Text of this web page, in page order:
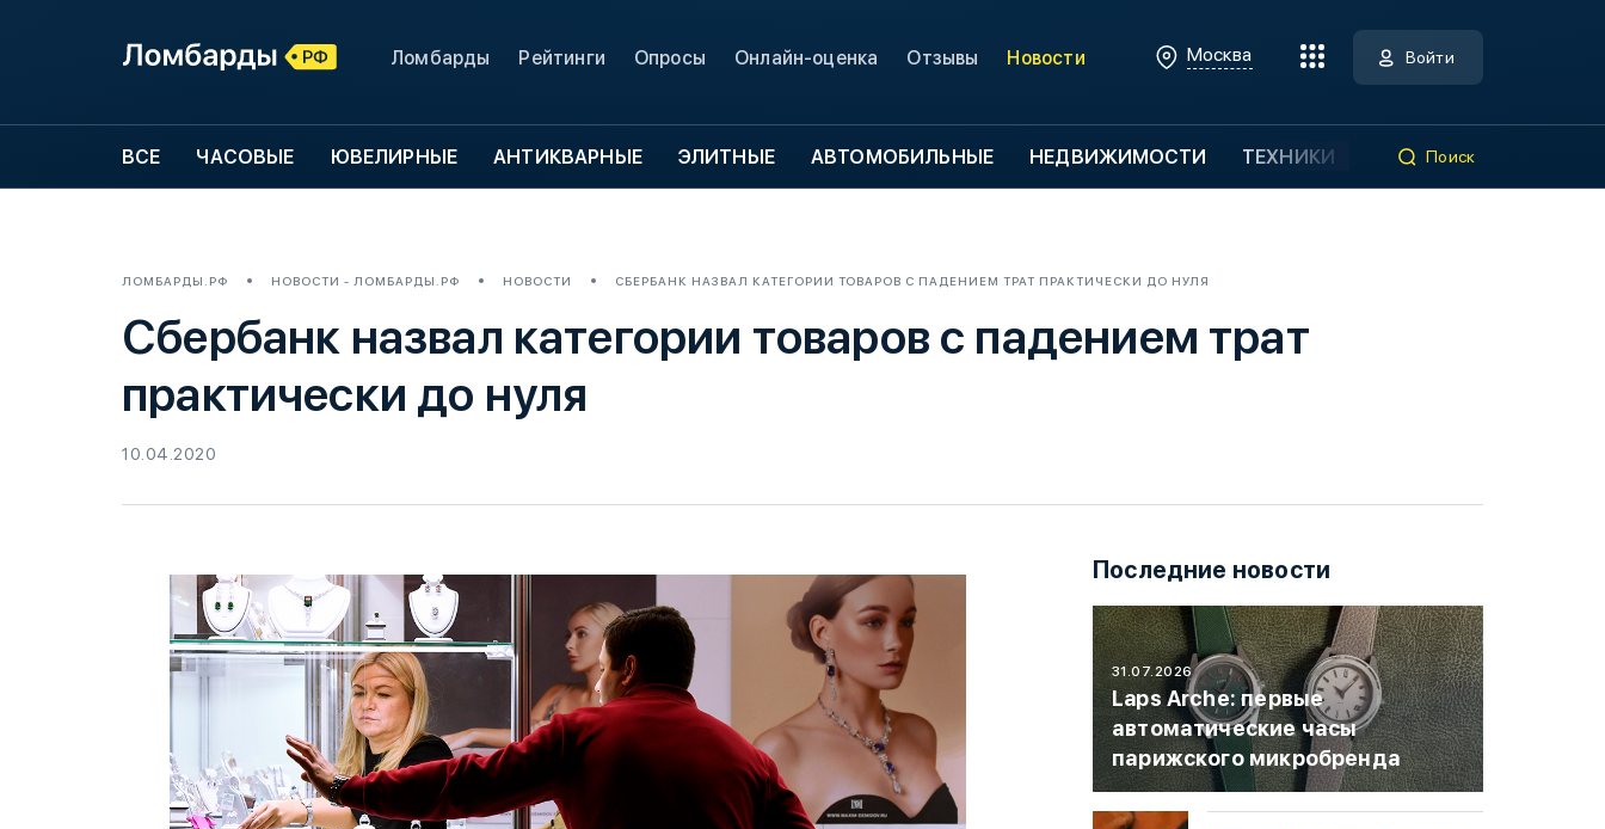
Ломбарды Рейтинги Опросы Онлайн-оценка Отзывы Новости Москва Войти
ВСЕ ЧАСОВЫЕ ЮВЕЛИРНЫЕ АНТИКВАРНЫЕ ЭЛИТНЫЕ АВТОМОБИЛЬНЫЕ НЕДВИЖИМОСТИ ТЕХНИКИ Поиск
ЛОМБАРДЫ.РФ НОВОСТИ - ЛОМБАРДЫ.РФ НОВОСТИ СБЕРБАНК НАЗВАЛ КАТЕГОРИИ ТОВАРОВ С ПАДЕНИЕМ ТРАТ ПРАКТИЧЕСКИ ДО НУЛЯ
Сбербанк назвал категории товаров с падением трат
практически до нуля
10.04.2020
Последние новости
31.07.2026
Laps Arche: первые
автоматические часы
парижского микробренда